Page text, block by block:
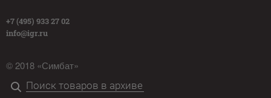
+7 (495) 933 27 02
info@igr.ru
© 2018 «Симбат»